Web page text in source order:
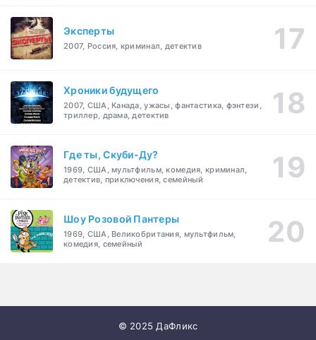
Эксперты
2007, Россия, криминал, детектив
Хроники будущего
2007, США, Канада, ужасы, фантастика, фэнтези,
триллер, драма, детектив
Где ты, Скуби-Ду?
1969, США, мультфильм, комедия, криминал,
детектив, приключения, семейный
Шоу Розовой Пантеры
1969, США, Великобритания, мультфильм,
комедия, семейный
© 2025 ДаФликс